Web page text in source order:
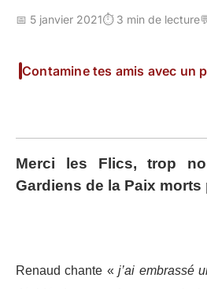
📅 5 janvier 2021⏱️ 3 min de lecture
Contamine tes amis avec un
Merci les Flics, trop
Gardiens de la Paix morts
Renaud chante « j’ai embrassé